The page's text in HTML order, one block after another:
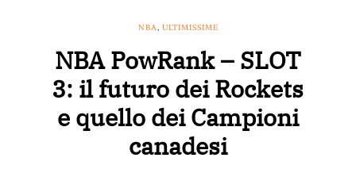
NBA, ULTIMISSIME
NBA PowRank – SLOT
3: il futuro dei Rockets
e quello dei Campioni
canadesi